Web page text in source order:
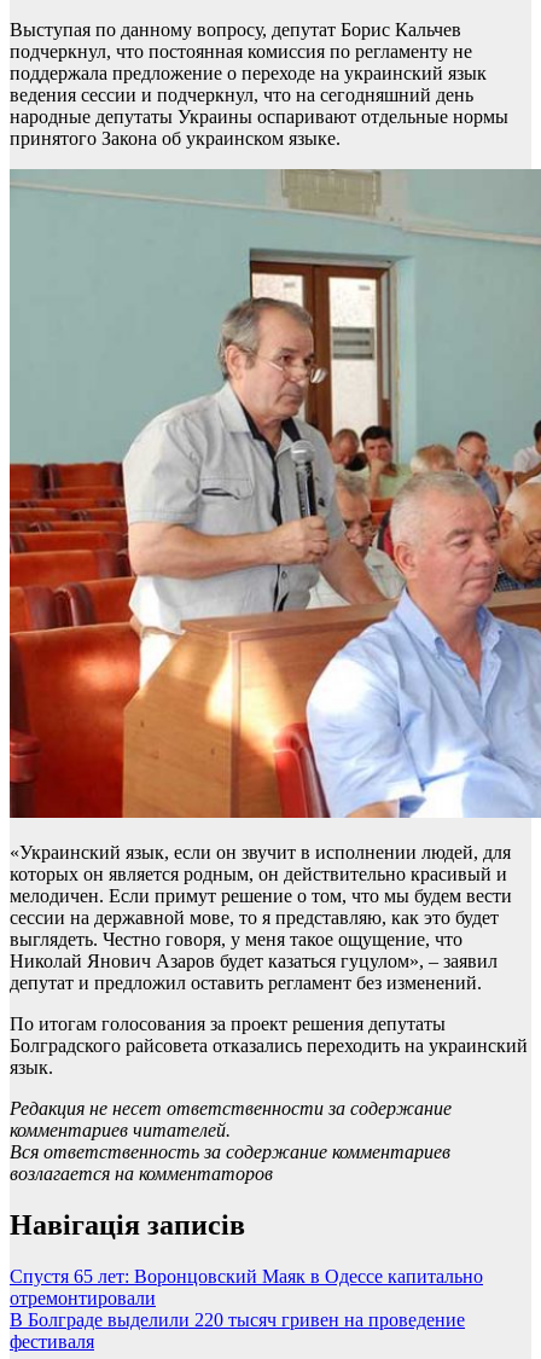
Выступая по данному вопросу, депутат Борис Кальчев
подчеркнул, что постоянная комиссия по регламенту не
поддержала предложение о переходе на украинский язык
ведения сессии и подчеркнул, что на сегодняшний день
народные депутаты Украины оспаривают отдельные нормы
принятого Закона об украинском языке.
«Украинский язык, если он звучит в исполнении людей, для
которых он является родным, он действительно красивый и
мелодичен. Если примут решение о том, что мы будем вести
сессии на державной мове, то я представляю, как это будет
выглядеть. Честно говоря, у меня такое ощущение, что
Николай Янович Азаров будет казаться гуцулом», – заявил
депутат и предложил оставить регламент без изменений.
По итогам голосования за проект решения депутаты
Болградского райсовета отказались переходить на украинский
язык.
Редакция не несет ответственности за содержание
комментариев читателей.
Вся ответственность за содержание комментариев
возлагается на комментаторов
Навігація записів
Спустя 65 лет: Воронцовский Маяк в Одессе капитально
отремонтировали
В Болграде выделили 220 тысяч гривен на проведение
фестиваля